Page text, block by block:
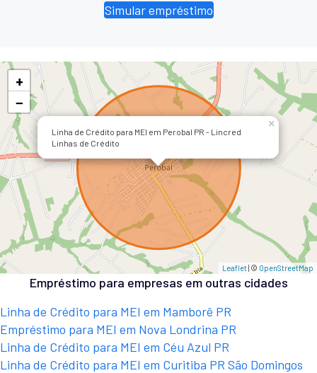
Simular empréstimo
Linha de Crédito para MEI em Perobal PR - Lincred
Linhas de Crédito
×
+
−
Leaflet| © OpenStreetMap
Empréstimo para empresas em outras cidades
Linha de Crédito para MEI em Mamborê PR
Empréstimo para MEI em Nova Londrina PR
Linha de Crédito para MEI em Céu Azul PR
Linha de Crédito para MEI em Curitiba PR São Domingos